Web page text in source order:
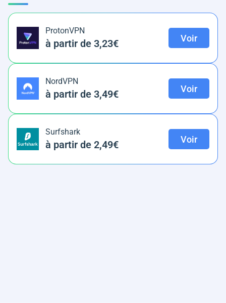
ProtonVPN
à partir de 3,23€ Voir
NordVPN
à partir de 3,49€ Voir
Surfshark
à partir de 2,49€ Voir